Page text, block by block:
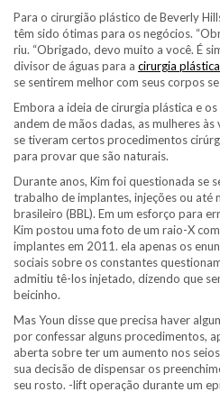
Para o cirurgião plástico de Beverly
têm sido ótimas para os negócios.
riu. “Obrigado, devo muito a você. É
divisor de águas para a cirurgia plástica
se sentirem melhor com seus corpos
Embora a ideia de cirurgia plástica e
andem de mãos dadas, as mulheres
se tiveram certos procedimentos
para provar que são naturais.
Durante anos, Kim foi questionada se
trabalho de implantes, injeções ou até
brasileiro (BBL). Em um esforço para
Kim postou uma foto de um raio-X
implantes em 2011. ela apenas os
sociais sobre os constantes
admitiu tê-los injetado, dizendo que
beicinho.
Mas Youn disse que precisa haver
por confessar alguns procedimentos,
aberta sobre ter um aumento nos
sua decisão de dispensar os
seu rosto. -lift operação durante um